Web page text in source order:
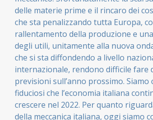
delle materie prime e il rincaro dei
che sta penalizzando tutta Europa,
rallentamento della produzione e
degli utili, unitamente alla nuova
che si sta diffondendo a livello
internazionale, rendono difficile fare
previsioni sull’anno prossimo. Siamo
fiduciosi che l’economia italiana
crescere nel 2022. Per quanto
della meccanica italiana, oggi siamo